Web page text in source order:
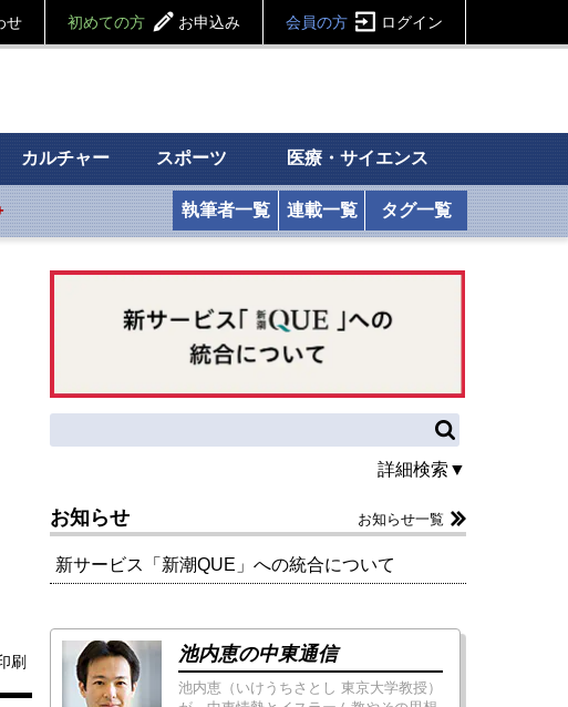
せ 初めての方 お申込み 会員の方 ログイン
カルチャー スポーツ 医療・サイエンス
執筆者一覧 連載一覧 タグ一覧
刷
詳細検索▼
お知らせ お知らせ一覧
新サービス「新潮QUE」への統合について
池内恵の中東通信
池内恵（いけうちさとし 東京大学教授）